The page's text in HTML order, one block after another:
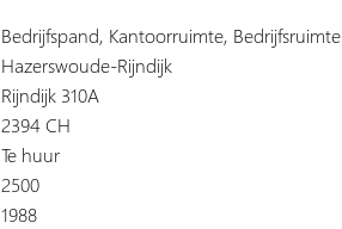
Bedrijfspand, Kantoorruimte, Bedrijfsruimte
Hazerswoude-Rijndijk
Rijndijk 310A
2394 CH
Te huur
2500
1988